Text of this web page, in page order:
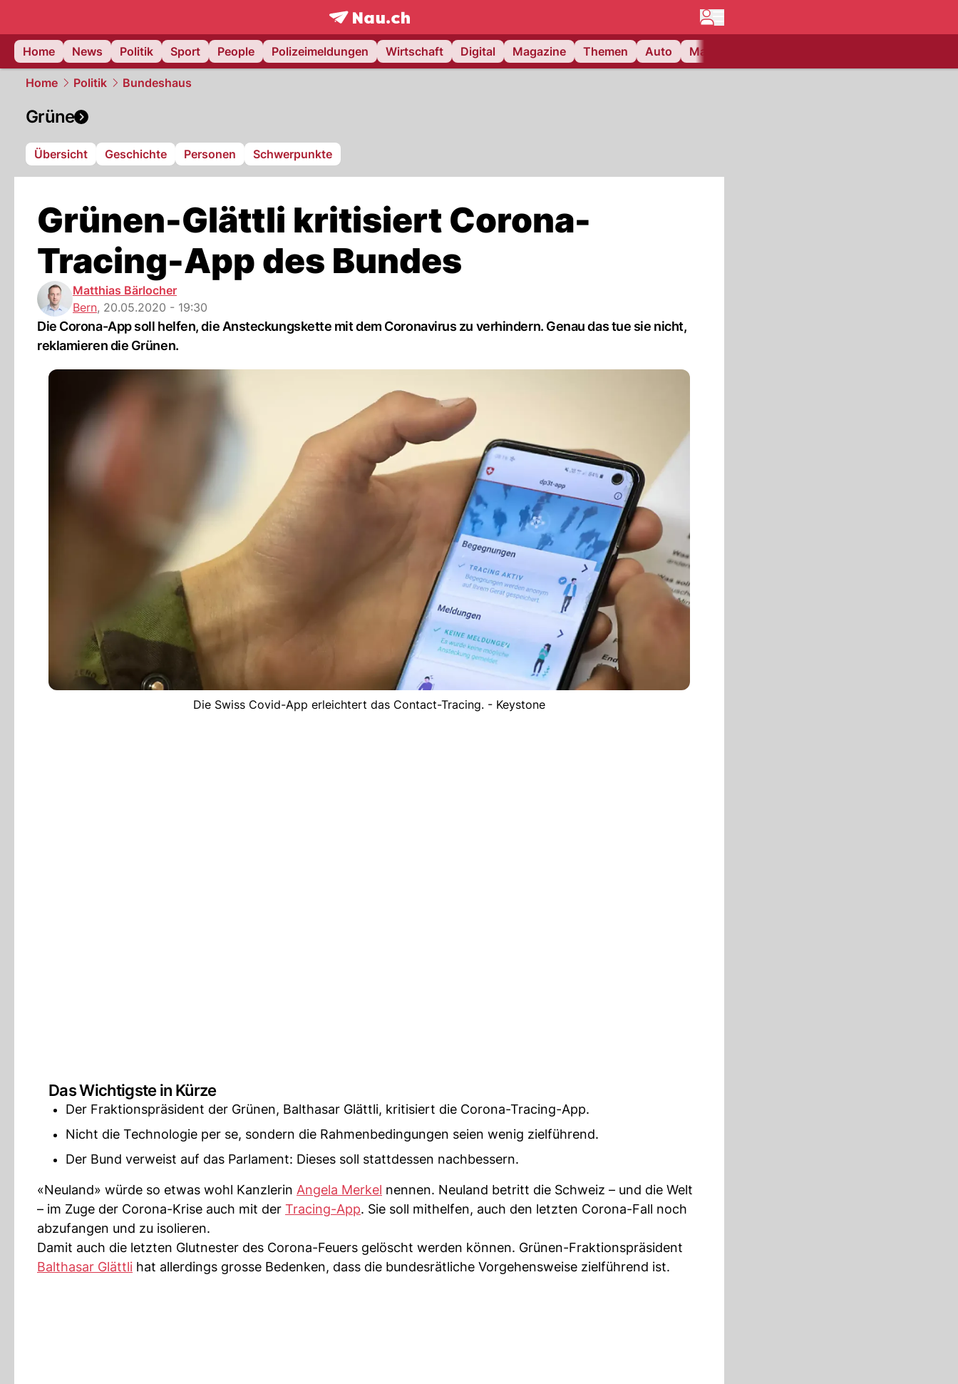
frontpage.NAU.ch
Home
News Politik Sport People Polizeimeldungen Wirtschaft Digital Magazine Themen Auto Matchcenter
Home Politik Bundeshaus
Grüne
Übersicht Geschichte Personen Schwerpunkte
Grünen-Glättli kritisiert Corona-
Tracing-App des Bundes
Matthias Bärlocher
Bern, 20.05.2020 - 19:30
Die Corona-App soll helfen, die Ansteckungskette mit dem Coronavirus zu verhindern. Genau das tue sie nicht,
reklamieren die Grünen.
Die Swiss Covid-App erleichtert das Contact-Tracing. - Keystone
Das Wichtigste in Kürze
Der Fraktionspräsident der Grünen, Balthasar Glättli, kritisiert die Corona-Tracing-App.
Nicht die Technologie per se, sondern die Rahmenbedingungen seien wenig zielführend.
Der Bund verweist auf das Parlament: Dieses soll stattdessen nachbessern.
«Neuland» würde so etwas wohl Kanzlerin Angela Merkel nennen. Neuland betritt die Schweiz – und die Welt
– im Zuge der Corona-Krise auch mit der Tracing-App. Sie soll mithelfen, auch den letzten Corona-Fall noch
abzufangen und zu isolieren.
Damit auch die letzten Glutnester des Corona-Feuers gelöscht werden können. Grünen-Fraktionspräsident
Balthasar Glättli hat allerdings grosse Bedenken, dass die bundesrätliche Vorgehensweise zielführend ist.